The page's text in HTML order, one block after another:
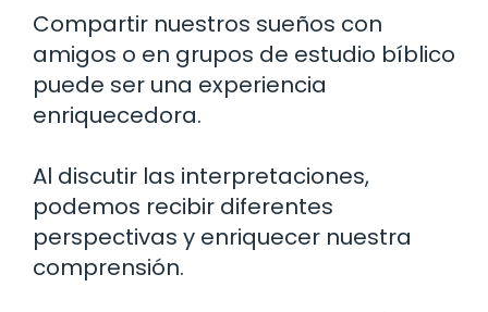
Compartir nuestros sueños con
amigos o en grupos de estudio bíblico
puede ser una experiencia
enriquecedora.
Al discutir las interpretaciones,
podemos recibir diferentes
perspectivas y enriquecer nuestra
comprensión.